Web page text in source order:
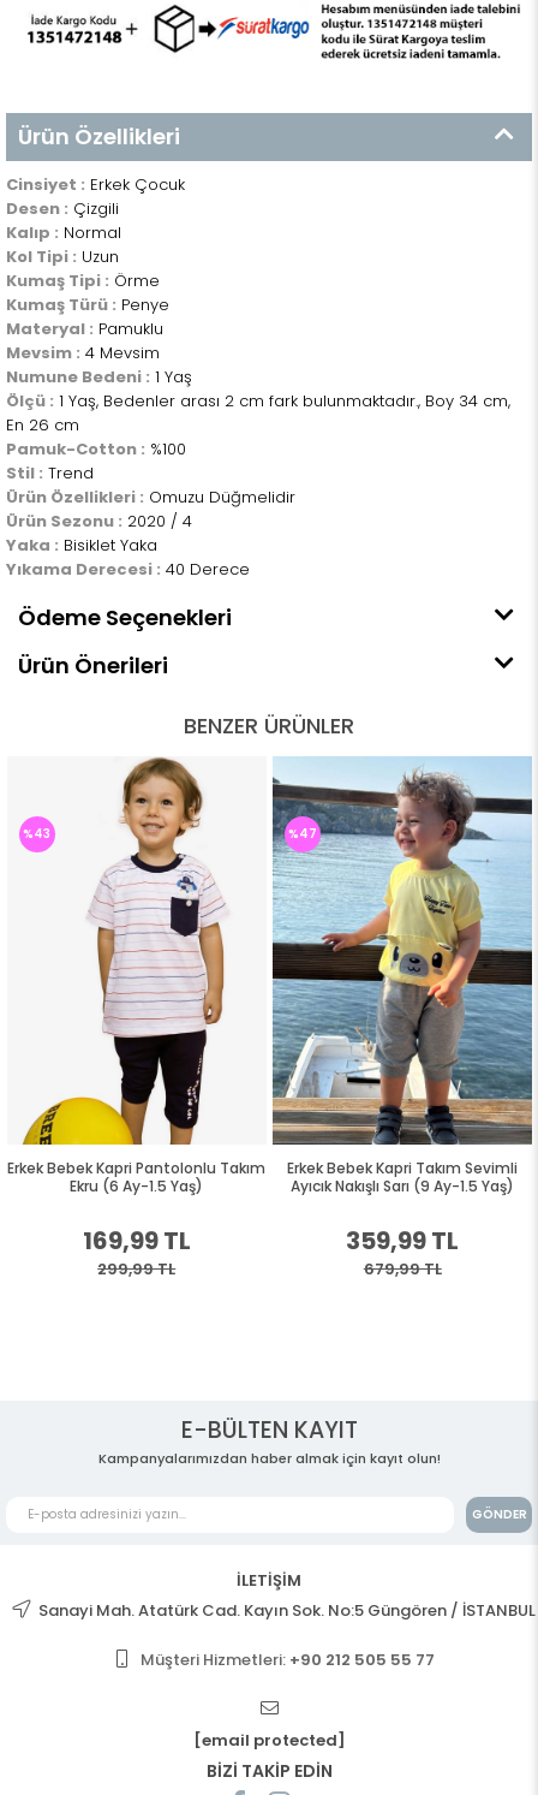
Ürün Özellikleri
Cinsiyet : Erkek Çocuk
Desen : Çizgili
Kalıp : Normal
Kol Tipi : Uzun
Kumaş Tipi : Örme
Kumaş Türü : Penye
Materyal : Pamuklu
Mevsim : 4 Mevsim
Numune Bedeni : 1 Yaş
Ölçü : 1 Yaş, Bedenler arası 2 cm fark bulunmaktadır., Boy 34 cm,
En 26 cm
Pamuk-Cotton : %100
Stil : Trend
Ürün Özellikleri : Omuzu Düğmelidir
Ürün Sezonu : 2020 / 4
Yaka : Bisiklet Yaka
Yıkama Derecesi : 40 Derece
Ödeme Seçenekleri
Ürün Önerileri
BENZER ÜRÜNLER
Erkek Bebek Kapri Pantolonlu Takım
Ekru (6 Ay-1.5 Yaş)
169,99 TL
299,99 TL
%43
Erkek Bebek Kapri Takım Sevimli
Ayıcık Nakışlı Sarı (9 Ay-1.5 Yaş)
359,99 TL
679,99 TL
%47
E-BÜLTEN KAYIT
Kampanyalarımızdan haber almak için kayıt olun!
GÖNDER
İLETİŞİM
Sanayi Mah. Atatürk Cad. Kayın Sok. No:5 Güngören / İSTANBUL
Müşteri Hizmetleri: +90 212 505 55 77
[email protected]
BİZİ TAKİP EDİN